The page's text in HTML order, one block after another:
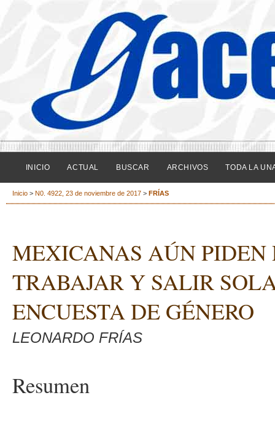
INICIO ACTUAL BUSCAR ARCHIVOS TODA LA
Inicio > N0. 4922, 23 de noviembre de 2017 > FRÍAS
MEXICANAS AÚN PIDEN
TRABAJAR Y SALIR
ENCUESTA DE GÉNERO
LEONARDO FRÍAS
Resumen